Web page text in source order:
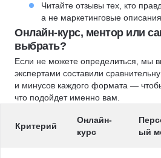
Читайте отзывы тех, кто
а не маркетинговые описания.
Онлайн-курс, ментор или
выбрать?
Если не можете определиться, мы
экспертами составили
и минусов каждого формата —
что подойдет именно вам.
Критерий
Онлайн-
курс
ый